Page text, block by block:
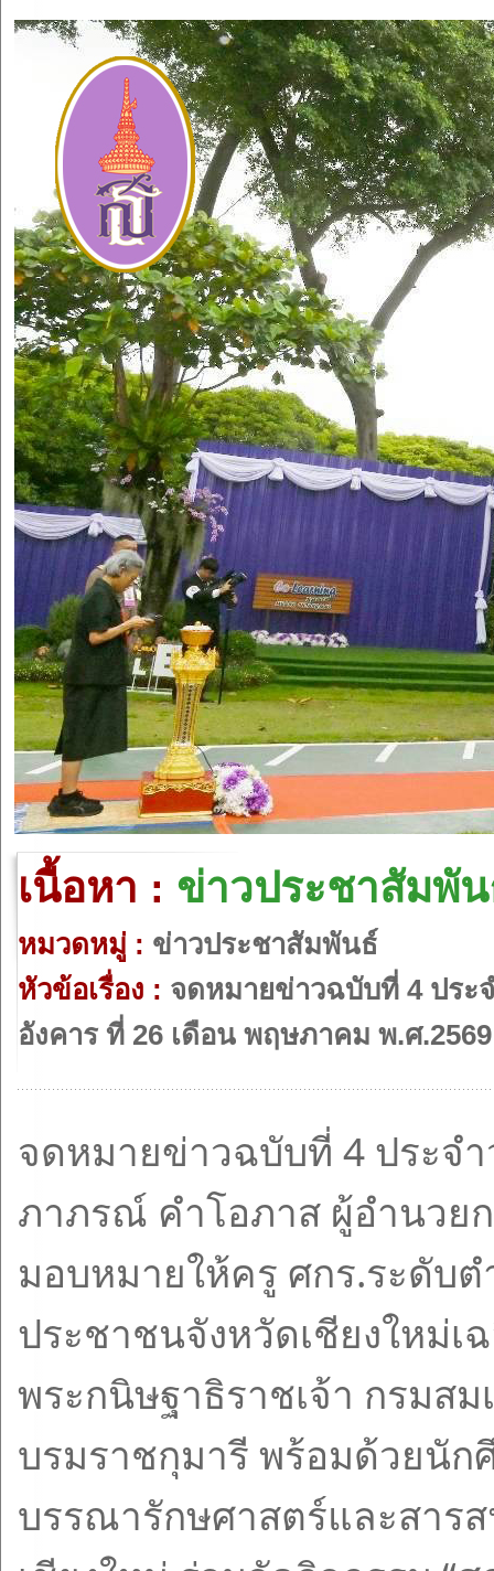
เนื้อหา : ข่าวประชาสัมพั
หมวดหมู่ : ข่าวประชาสัมพันธ์
หัวข้อเรื่อง : จดหมายข่าวฉบับที่ 4 ประ
อังคาร ที่ 26 เดือน พฤษภาคม พ.ศ.2569
จดหมายข่าวฉบับที่ 4 ประจ
ภาภรณ์ คำโอภาส ผู้อำนวยก
มอบหมายให้ครู ศกร.ระดับ
ประชาชนจังหวัดเชียงใหม่เ
พระกนิษฐาธิราชเจ้า กรมส
บรมราชกุมารี พร้อมด้วยนั
บรรณารักษศาสตร์และสาร